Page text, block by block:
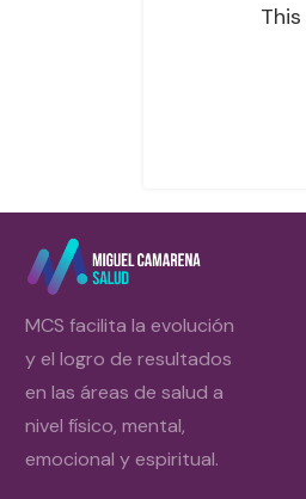
MCS facilita la evolución
y el logro de resultados
en las áreas de salud a
nivel físico, mental,
emocional y espiritual.